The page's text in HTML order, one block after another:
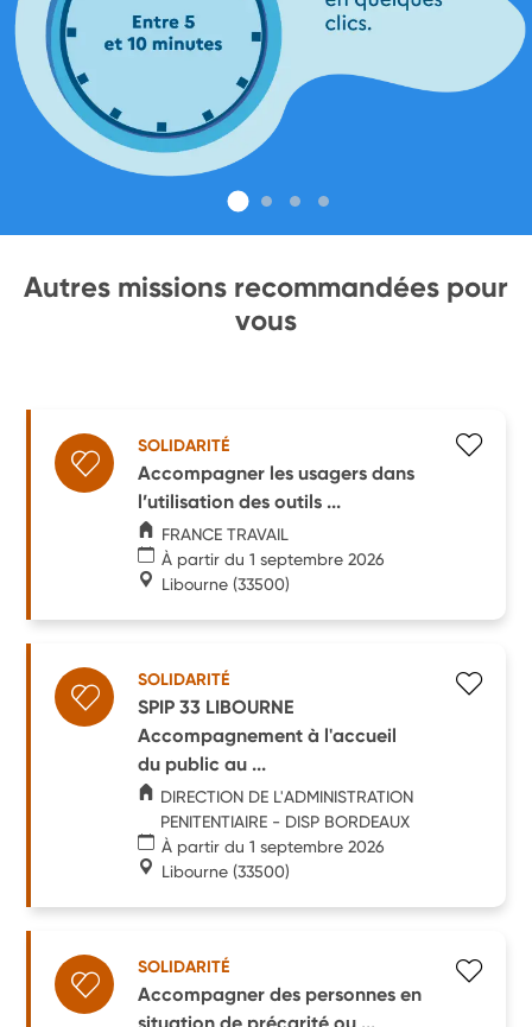
Autres missions recommandées pour
vous
SOLIDARITÉ
Accompagner les usagers dans
l’utilisation des outils ...
FRANCE TRAVAIL
À partir du 1 septembre 2026
Libourne (33500)
SOLIDARITÉ
SPIP 33 LIBOURNE
Accompagnement à l'accueil
du public au ...
DIRECTION DE L'ADMINISTRATION
PENITENTIAIRE - DISP BORDEAUX
À partir du 1 septembre 2026
Libourne (33500)
SOLIDARITÉ
Accompagner des personnes en
situation de précarité ou ...